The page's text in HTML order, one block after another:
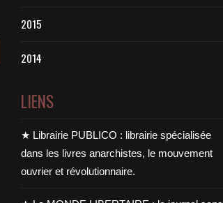
2015
2014
LIENS
★ Librairie PUBLICO : librairie spécialisée
dans les livres anarchistes, le mouvement
ouvrier et révolutionnaire.